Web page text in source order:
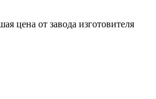
цена от завода изготовителя